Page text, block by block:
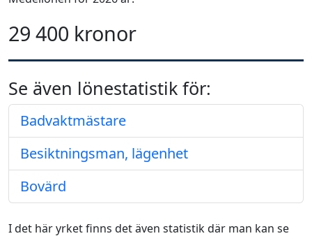
29 400 kronor
Se även lönestatistik för:
Badvaktmästare
Besiktningsman, lägenhet
Bovärd
I det här yrket finns det även statistik där man kan se